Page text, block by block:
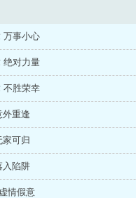
万事小心
绝对力量
不胜荣幸
外重逢
家可归
入陷阱
情假意